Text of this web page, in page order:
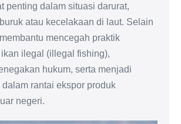
penting dalam situasi darurat,
atau kecelakaan di laut. Selain
mencegah praktik
ilegal (illegal fishing),
hukum, serta menjadi
rantai ekspor produk
negeri.